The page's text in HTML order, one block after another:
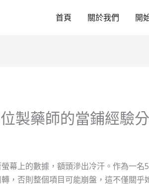
首頁 關於我們 開
製藥師的當鋪經驗
幕上的數據，額頭滲出冷汗。作為一
，否則整個項目可能崩盤，這不僅關